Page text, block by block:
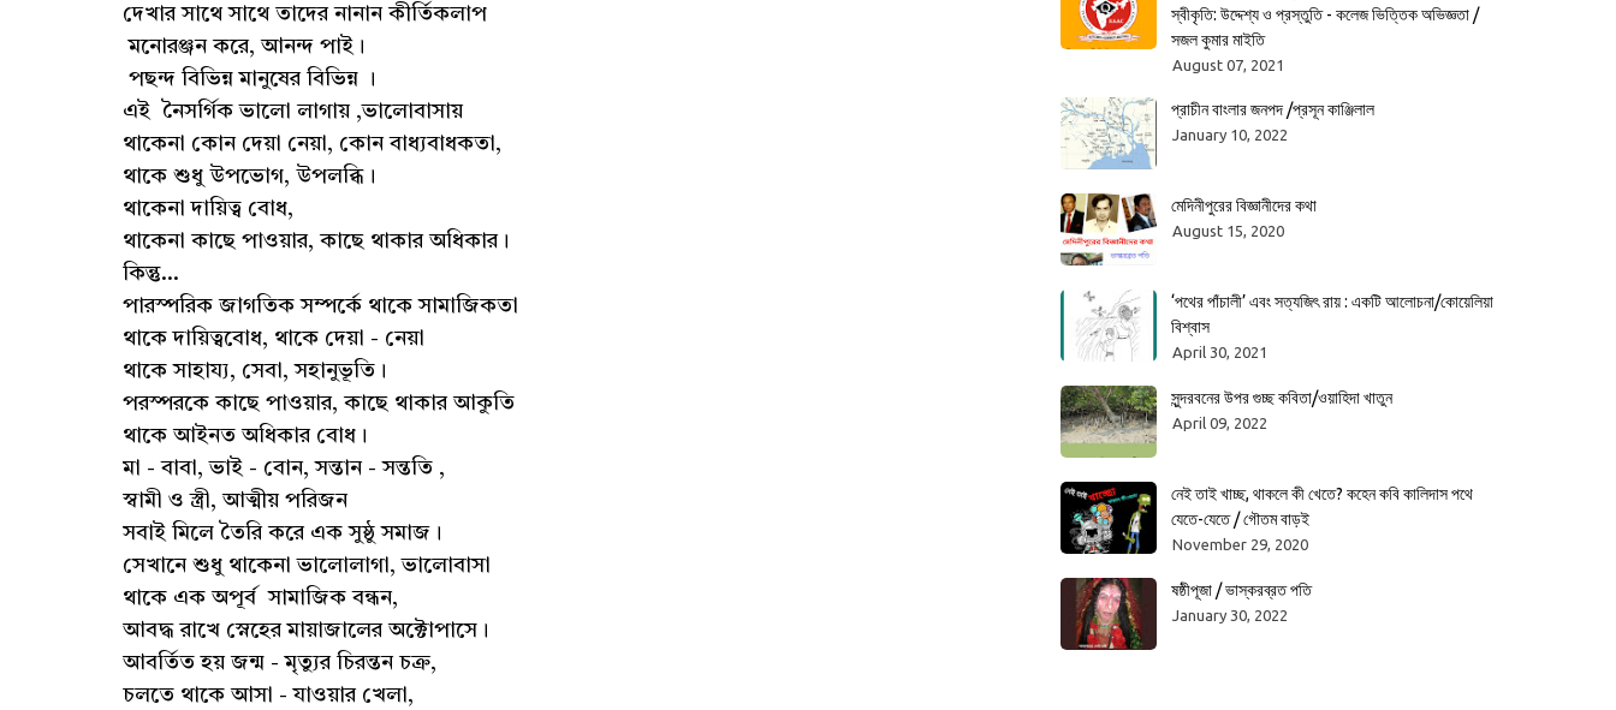
দেখার সাথে সাথে তাদের নানান কীর্তিকলাপ
মনোরঞ্জন করে, আনন্দ পাই।
পছন্দ বিভিন্ন মানুষের বিভিন্ন ।
এই নৈসর্গিক ভালো লাগায় ,ভালোবাসায়
থাকেনা কোন দেয়া নেয়া, কোন বাধ্যবাধকতা,
থাকে শুধু উপভোগ, উপলব্ধি।
থাকেনা দায়িত্ব বোধ,
থাকেনা কাছে পাওয়ার, কাছে থাকার অধিকার।
কিন্তু...
পারস্পরিক জাগতিক সম্পর্কে থাকে সামাজিকতা
থাকে দায়িত্ববোধ, থাকে দেয়া - নেয়া
থাকে সাহায্য, সেবা, সহানুভূতি।
পরস্পরকে কাছে পাওয়ার, কাছে থাকার আকুতি
থাকে আইনত অধিকার বোধ।
মা - বাবা, ভাই - বোন, সন্তান - সন্ততি ,
স্বামী ও স্ত্রী, আত্মীয় পরিজন
সবাই মিলে তৈরি করে এক সুষ্ঠু সমাজ।
সেখানে শুধু থাকেনা ভালোলাগা, ভালোবাসা
থাকে এক অপূর্ব সামাজিক বন্ধন,
আবদ্ধ রাখে স্নেহের মায়াজালের অক্টোপাসে।
আবর্তিত হয় জন্ম - মৃত্যুর চিরন্তন চক্র,
চলতে থাকে আসা - যাওয়ার খেলা,
স্বীকৃতি: উদ্দেশ্য ও প্রস্তুতি - কলেজ ভিত্তিক অভিজ্ঞতা /
সজল কুমার মাইতি
August 07, 2021
প্রাচীন বাংলার জনপদ /প্রসূন কাঞ্জিলাল
January 10, 2022
মেদিনীপুরের বিজ্ঞানীদের কথা
August 15, 2020
‘পথের পাঁচালী’ এবং সত্যজিৎ রায় : একটি আলোচনা/কোয়েলিয়া
বিশ্বাস
April 30, 2021
সুন্দরবনের উপর গুচ্ছ কবিতা/ওয়াহিদা খাতুন
April 09, 2022
নেই তাই খাচ্ছ, থাকলে কী খেতে? কহেন কবি কালিদাস পথে
যেতে-যেতে / গৌতম বাড়ই
November 29, 2020
ষষ্ঠীপূজা / ভাস্করব্রত পতি
January 30, 2022